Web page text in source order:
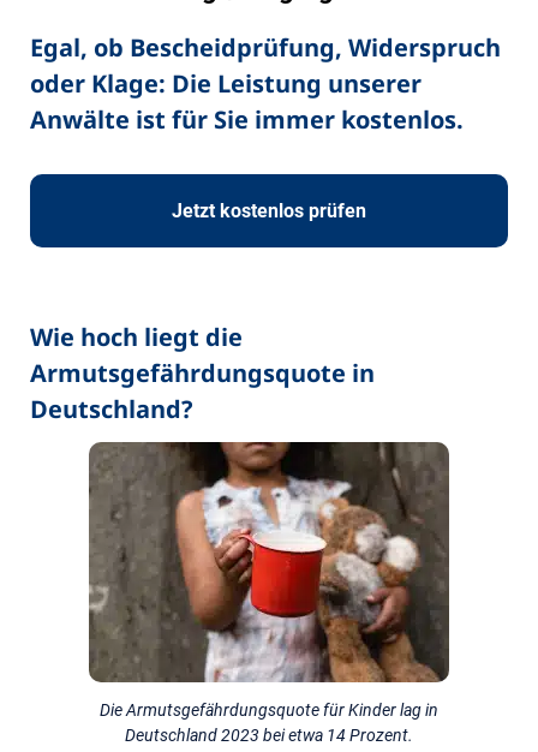
Egal, ob Bescheidprüfung, Widerspruch
oder Klage: Die Leistung unserer
Anwälte ist für Sie immer kostenlos.
Jetzt kostenlos prüfen
Wie hoch liegt die
Armutsgefährdungsquote in
Deutschland?
Die Armutsgefährdungsquote für Kinder lag in
Deutschland 2023 bei etwa 14 Prozent.